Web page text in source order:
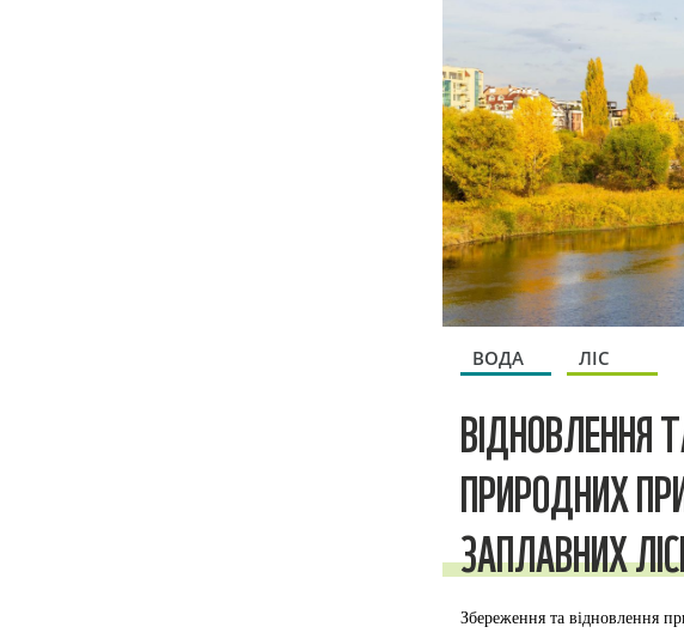
ВОДА ЛІС
ВІДНОВЛЕННЯ
ПРИРОДНИХ
ЗАПЛАВНИХ
Збереження та відновлення